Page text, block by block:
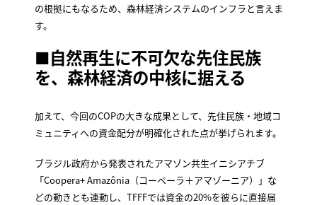
の根拠にもなるため、森林経済システムのインフラと言えま
す。
■自然再生に不可欠な先住民族
を、森林経済の中核に据える
加えて、今回のCOPの大きな成果として、先住民族・地域コ
ミュニティへの資金配分が明確化された点が挙げられます。
ブラジル政府から発表されたアマゾン共生イニシアチブ
「Coopera+ Amazônia（コーペーラ＋アマゾーニア）」な
どの動きとも連動し、TFFFでは資金の20%を彼らに直接届